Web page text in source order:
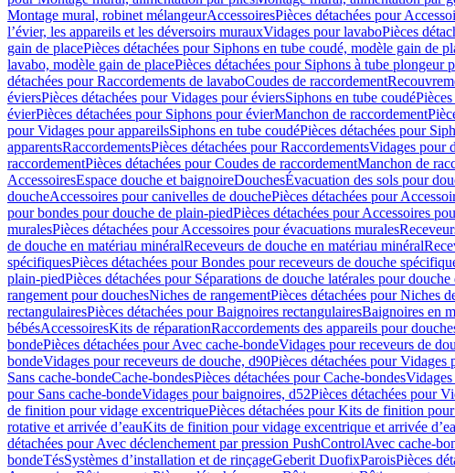
Montage mural, robinet mélangeurAccessoiresPièces détachées pour
l’évier, les appareils et les déversoirs murauxVidages pour lavaboPièces
gain de placePièces détachées pour Siphons en tube coudé, modèle gain de
lavabo, modèle gain de placePièces détachées pour Siphons à tube plongeur
détachées pour Raccordements de lavaboCoudes de raccordement
éviersPièces détachées pour Vidages pour éviersSiphons en tube coudé
évierPièces détachées pour Siphons pour évierManchon de raccordement
pour Vidages pour appareilsSiphons en tube coudéPièces détachées pour
apparentsRaccordementsPièces détachées pour RaccordementsVidages pour
raccordementPièces détachées pour Coudes de raccordementManchon de
AccessoiresEspace douche et baignoireDouchesÉvacuation des sols pour
doucheAccessoires pour canivelles de douchePièces détachées pour
pour bondes pour douche de plain-piedPièces détachées pour Accessoires
muralesPièces détachées pour Accessoires pour évacuations murales
de douche en matériau minéralReceveurs de douche en matériau minéral
spécifiquesPièces détachées pour Bondes pour receveurs de douche
plain-piedPièces détachées pour Séparations de douche latérales pour
rangement pour douchesNiches de rangementPièces détachées pour Niches
rectangulairesPièces détachées pour Baignoires rectangulairesBaignoires en
bébésAccessoiresKits de réparationRaccordements des appareils pour
bondePièces détachées pour Avec cache-bondeVidages pour receveurs de
bondeVidages pour receveurs de douche, d90Pièces détachées pour
Sans cache-bondeCache-bondesPièces détachées pour Cache-bondesVidages
pour Sans cache-bondeVidages pour baignoires, d52Pièces détachées pour
de finition pour vidage excentriquePièces détachées pour Kits de finition
rotative et arrivée d’eauKits de finition pour vidage excentrique et arrivée
détachées pour Avec déclenchement par pression PushControlAvec cache-
bondeTésSystèmes d’installation et de rinçageGeberit DuofixParoisPièces